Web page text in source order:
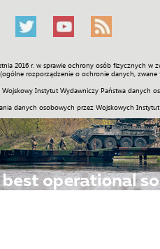
2016 r. w sprawie ochrony osób fizycznych
rozporządzenie o ochronie danych, zwane
Instytut Wydawniczy Państwa danych
danych osobowych przez Wojskowych
Historia Galerie Wideo